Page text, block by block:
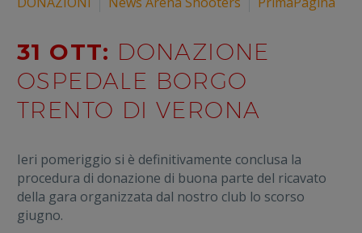
31 OTT: DONAZIONE
OSPEDALE BORGO
TRENTO DI VERONA
Ieri pomeriggio si è definitivamente conclusa la
procedura di donazione di buona parte del ricavato
della gara organizzata dal nostro club lo scorso
giugno.